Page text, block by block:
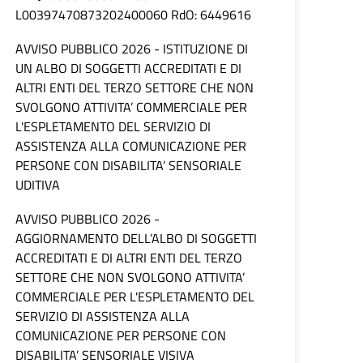
L00397470873202400060 RdO: 6449616
AVVISO PUBBLICO 2026 - ISTITUZIONE DI
UN ALBO DI SOGGETTI ACCREDITATI E DI
ALTRI ENTI DEL TERZO SETTORE CHE NON
SVOLGONO ATTIVITA’ COMMERCIALE PER
L'ESPLETAMENTO DEL SERVIZIO DI
ASSISTENZA ALLA COMUNICAZIONE PER
PERSONE CON DISABILITA’ SENSORIALE
UDITIVA
AVVISO PUBBLICO 2026 -
AGGIORNAMENTO DELL’ALBO DI SOGGETTI
ACCREDITATI E DI ALTRI ENTI DEL TERZO
SETTORE CHE NON SVOLGONO ATTIVITA’
COMMERCIALE PER L'ESPLETAMENTO DEL
SERVIZIO DI ASSISTENZA ALLA
COMUNICAZIONE PER PERSONE CON
DISABILITA’ SENSORIALE VISIVA